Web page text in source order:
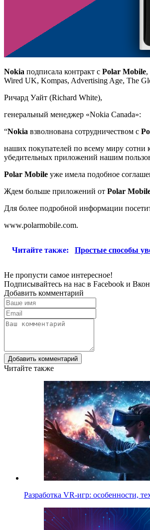
Nokia подписала контракт с Polar Mobile,
Wired UK, Kompas, Advertising Age, The
Ричард Уайт (Richard White),
генеральный менеджер «Nokia Canada»:
“Nokia взволнована сотрудничеством с
наших покупателей по всему миру
убедительных приложений нашим
Polar Mobile уже имела подобное
Ждем больше приложений от Polar
Для более подробной информации
www.polarmobile.com.
Читайте также: Простые способы
Не пропусти самое интересное!
Подписывайтесь на нас в Facebook и
Добавить комментарий
Добавить комментарий
Читайте также
Разработка VR-игр: особенности,